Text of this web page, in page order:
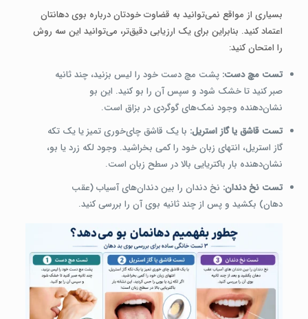
بسیاری از مواقع نمی‌توانید به قضاوت خودتان درباره بوی دهانتان
اعتماد کنید. بنابراین برای یک ارزیابی دقیق‌تر، می‌توانید این سه روش
را امتحان کنید:
تست مچ دست: پشت مچ دست خود را لیس بزنید، چند ثانیه
صبر کنید تا خشک شود و سپس آن را بو کنید. این بو
نشان‌دهنده وجود نمک‌های گوگردی در بزاق است.
تست قاشق یا گاز استریل: با یک قاشق چای‌خوری تمیز یا یک تکه
گاز استریل، انتهای زبان خود را کمی بخراشید. وجود لکه زرد یا بو،
نشان‌دهنده بار باکتریایی بالا در سطح زبان است.
تست نخ دندان: نخ دندان را بین دندان‌های آسیاب (عقب
دهان) بکشید و پس از چند ثانیه بوی آن را بررسی کنید.